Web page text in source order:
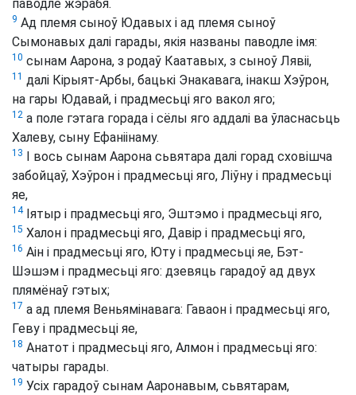
паводле жэрабя.
9 Ад племя сыноў Юдавых і ад племя сыноў
Сымонавых далі гарады, якія названы паводле імя:
10 сынам Аарона, з родаў Каатавых, з сыноў Лявіі,
11 далі Кірыят-Арбы, бацькі Энакавага, інакш Хэўрон,
на гары Юдавай, і прадмесьці яго вакол яго;
12 а поле гэтага горада і сёлы яго аддалі ва ўласнасьць
Халеву, сыну Ефаніінаму.
13
І вось сынам Аарона сьвятара далі горад сховішча
забойцаў, Хэўрон і прадмесьці яго, Ліўну і прадмесьці
яе,
14Іятыр і прадмесьці яго, Эштэмо і прадмесьці яго,
15 Халон і прадмесьці яго, Давір і прадмесьці яго,
16 Аін і прадмесьці яго, Юту і прадмесьці яе, Бэт-
Шэшэм і прадмесьці яго: дзевяць гарадоў ад двух
плямёнаў гэтых;
17 а ад племя Веньямінавага: Гаваон і прадмесьці яго,
Геву і прадмесьці яе,
18 Анатот і прадмесьці яго, Алмон і прадмесьці яго:
чатыры гарады.
19 Усіх гарадоў сынам Ааронавым, сьвятарам,